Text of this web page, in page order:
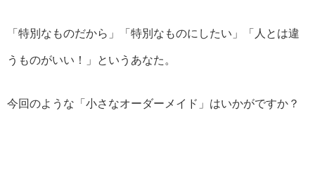
「特別なものだから」「特別なものにしたい」「人とは違
うものがいい！」というあなた。
今回のような「小さなオーダーメイド」はいかがですか？